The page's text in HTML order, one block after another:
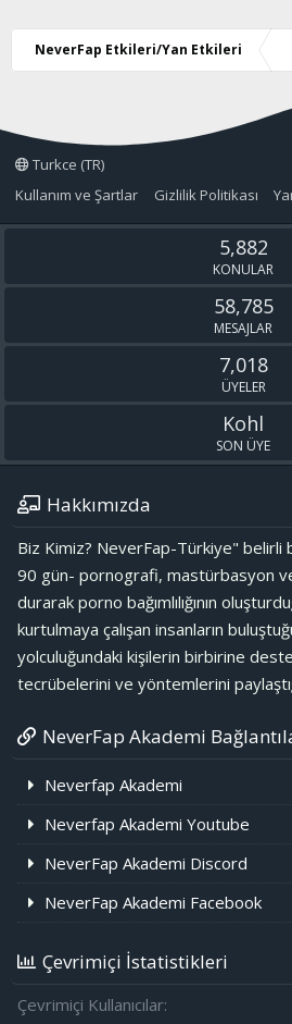
NeverFap Etkileri/Yan Etkileri
Turkce (TR)
Kullanım ve Şartlar
Gizlilik Politikası
5,882
KONULAR
58,785
MESAJLAR
7,018
ÜYELER
Kohl
SON ÜYE
Hakkımızda
Biz Kimiz? NeverFap-Türkiye" belirli
90 gün- pornografi, mastürbasyon
durarak porno bağımlılığının
kurtulmaya çalışan insanların
yolculuğundaki kişilerin birbirine
tecrübelerini ve yöntemlerini
NeverFap Akademi
Neverfap Akademi
Neverfap Akademi Youtube
NeverFap Akademi Discord
NeverFap Akademi Facebook
Çevrimiçi İstatistikleri
Çevrimiçi Kullanıcılar